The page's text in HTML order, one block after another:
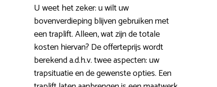
U weet het zeker: u wilt uw
bovenverdieping blijven gebruiken met
een traplift. Alleen, wat zijn de totale
kosten hiervan? De offerteprijs wordt
berekend a.d.h.v. twee aspecten: uw
trapsituatie en de gewenste opties. Een